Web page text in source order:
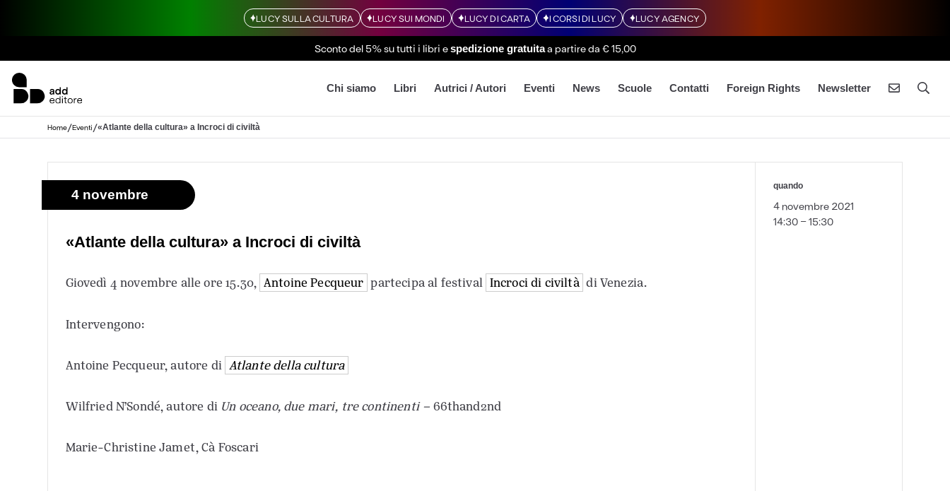
LUCY SULLA CULTURA LUCY SUI MONDI LUCY DI CARTA I CORSI DI LUCY LUCY AGENCY
Sconto del 5% su tutti i libri espedizione gratuitaa partire da € 15,00
Chi siamo Libri Autrici / Autori Eventi News Scuole Contatti Foreign Rights Newsletter
Home/Eventi/«Atlante della cultura» a Incroci di civiltà
4 novembre
«Atlante della cultura» a Incroci di civiltà
Giovedì 4 novembre alle ore 15.30, Antoine Pecqueur partecipa al festival Incroci di civiltà di Venezia.
Intervengono:
Antoine Pecqueur, autore di Atlante della cultura
Wilfried N’Sondé, autore di Un oceano, due mari, tre continenti – 66thand2nd
Marie-Christine Jamet, Cà Foscari
quando
4 novembre 2021
14:30 - 15:30